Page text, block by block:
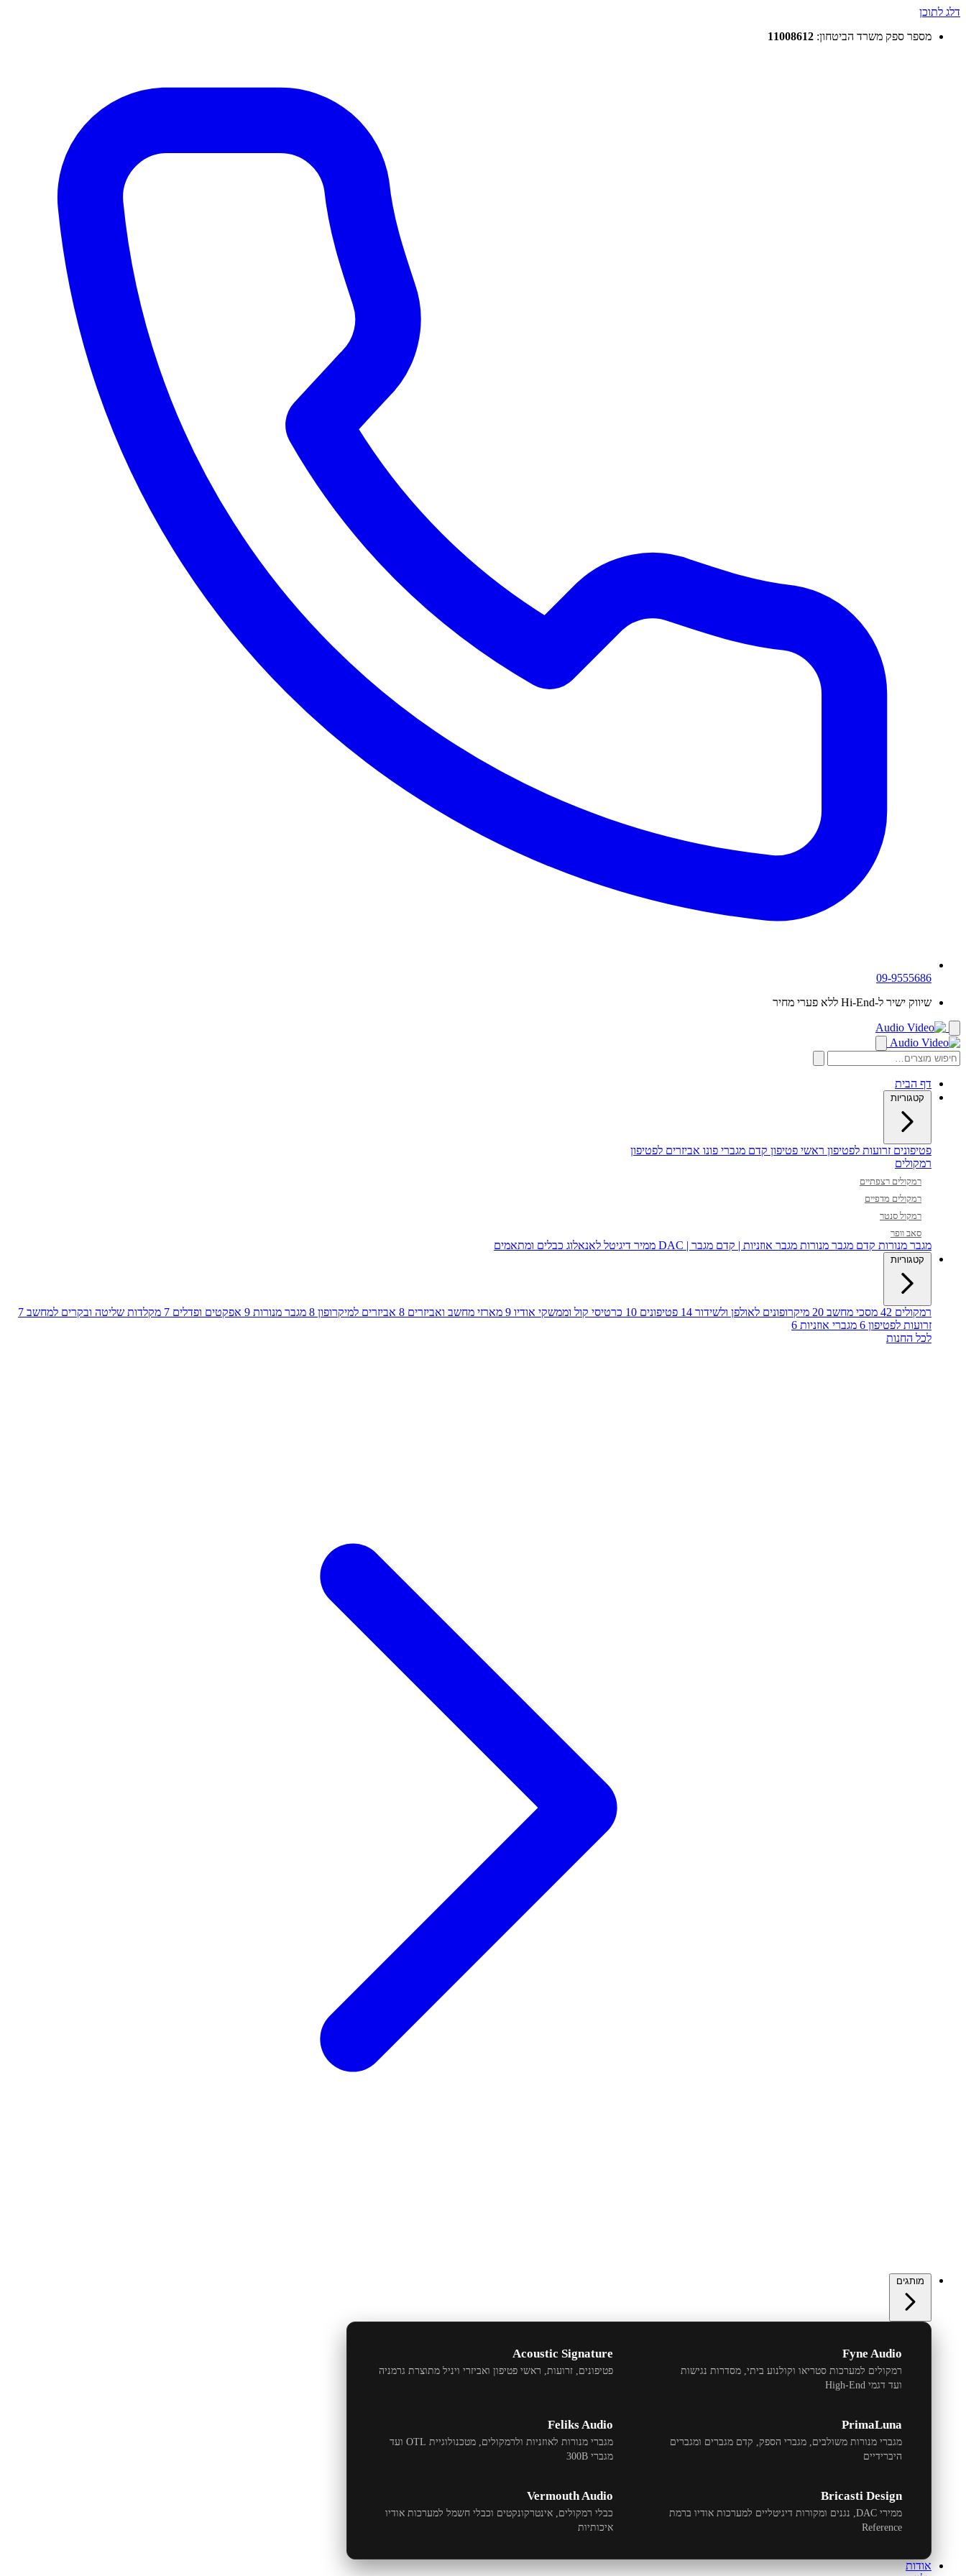
דלג לתוכן
מספר ספק משרד הביטחון: 11008612
09-9555686
שיווק ישיר ל-Hi-End ללא פערי מחיר
דף הבית
קטגוריות
פטיפונים זרועות לפטיפון ראשי פטיפון קדם מגברי פונו אביזרים לפטיפון
רמקולים
רמקולים רצפתיים
רמקולים מדפיים
רמקול סנטר
סאב וופר
מגבר מנורות קדם מגבר מנורות מגבר אוזניות | קדם מגבר | DAC ממיר דיגיטל לאנאלוג כבלים ומתאמים
קטגוריות
רמקולים 42 מסכי מחשב 20 מיקרופונים לאולפן ולשידור 14 פטיפונים 10 כרטיסי קול וממשקי אודיו 9 מארזי מחשב ואביזרים 8 אביזרים למיקרופון 8 מגבר מנורות 9 אפקטים ופדלים 7 מקלדות שליטה ובקרים למחשב 7
זרועות לפטיפון 6 מגברי אוזניות 6
לכל החנות
מותגים
Fyne Audio
רמקולים למערכות סטריאו וקולנוע ביתי, מסדרות נגישות
ועד דגמי High-End
Acoustic Signature
פטיפונים, זרועות, ראשי פטיפון ואביזרי ויניל מתוצרת גרמניה
PrimaLuna
מגברי מנורות משולבים, מגברי הספק, קדם מגברים ומגברים
היברידיים
Feliks Audio
מגברי מנורות לאוזניות ולרמקולים, מטכנולוגיית OTL ועד
מגברי 300B
Bricasti Design
ממירי DAC, נגנים ומקורות דיגיטליים למערכות אודיו ברמת
Reference
Vermouth Audio
כבלי רמקולים, אינטרקונקטים וכבלי חשמל למערכות אודיו
איכותיות
אודות